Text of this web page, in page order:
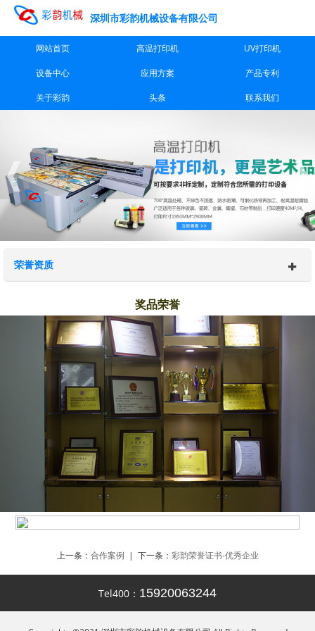
深圳市彩韵机械设备有限公司
网站首页 高温打印机 UV打印机
设备中心 应用方案 产品专利
关于彩韵 头条 联系我们
荣誉资质
奖品荣誉
上一条： 合作案例 | 下一条： 彩韵荣誉证书-优秀企业
Tel400： 15920063244